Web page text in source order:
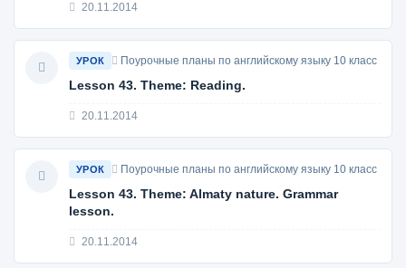
20.11.2014
УРОК Поурочные планы по английскому языку 10 класс
Lesson 43. Theme: Reading.
20.11.2014
УРОК Поурочные планы по английскому языку 10 класс
Lesson 43. Theme: Almaty nature. Grammar
lesson.
20.11.2014